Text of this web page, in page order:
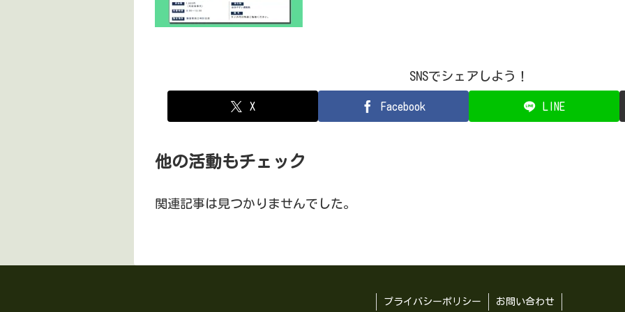
SNSでシェアしよう！
X Facebook LINE
他の活動もチェック
関連記事は見つかりませんでした。
プライバシーポリシー お問い合わせ